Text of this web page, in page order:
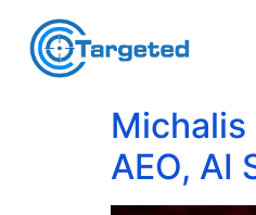
AEO, AI